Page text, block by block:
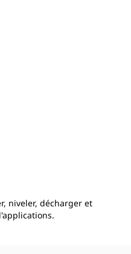
niveler, décharger et